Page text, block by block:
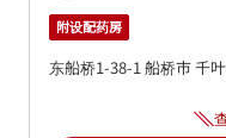
附设配药房
东船桥1-38-1 船桥市千